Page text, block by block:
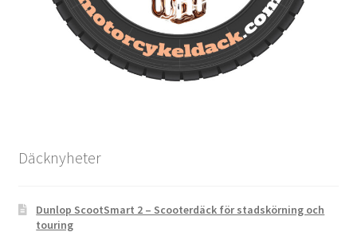
Däcknyheter
Dunlop ScootSmart 2 – Scooterdäck för stadskörning och
touring